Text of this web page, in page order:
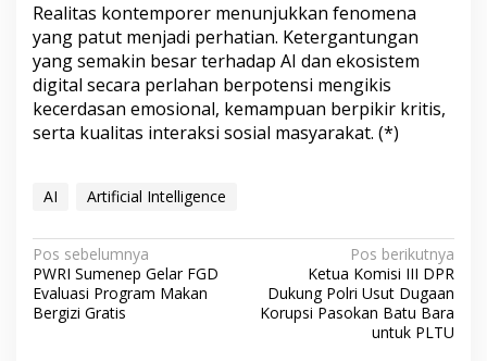
e
c
e
r
d
a
s
B
u
t
a
n
Realitas kontemporer menunjukkan fenomena
yang patut menjadi perhatian. Ketergantungan
yang semakin besar terhadap AI dan ekosistem
digital secara perlahan berpotensi mengikis
kecerdasan emosional, kemampuan berpikir kritis,
serta kualitas interaksi sosial masyarakat. (*)
AI Artificial Intelligence
N
a
v
Pos sebelumnya
PWRI Sumenep Gelar FGD
Evaluasi Program Makan
Bergizi Gratis
Pos berikutnya
Ketua Komisi III DPR
Dukung Polri Usut Dugaan
Korupsi Pasokan Batu Bara
untuk PLTU